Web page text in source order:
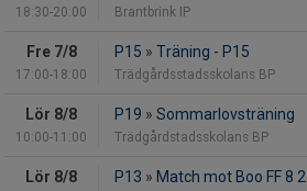
18:30-20:00 Brantbrink IP
Fre 7/8
17:00-18:00
P15 » Träning - P15
Trädgårdsstadsskolans BP
Lör 8/8
10:00-11:00
P19 » Sommarlovsträning
Trädgårdstadsskolans BP
Lör 8/8 P13 » Match mot Boo FF 8 2